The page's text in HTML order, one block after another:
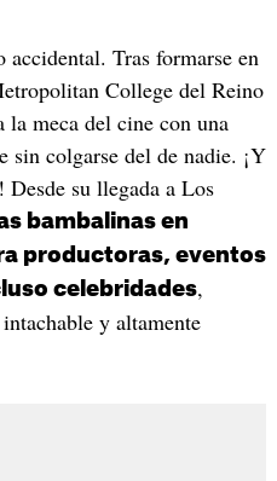
Tras formarse en
College del Reino
meca del cine con una
sin colgarse del de nadie. ¡Y
su llegada a Los
bambalinas en
productoras, eventos
celebridades,
y altamente